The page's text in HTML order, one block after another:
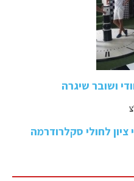
ושובר שיגרה
לחולי סקלרודרמה